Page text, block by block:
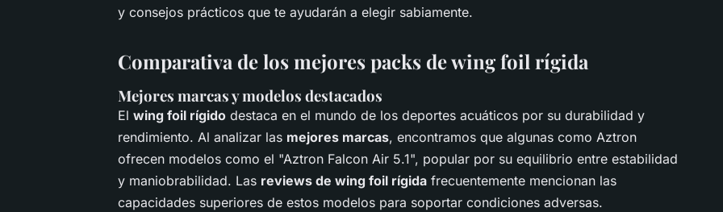
y consejos prácticos que te ayudarán a elegir sabiamente.
Comparativa de los mejores packs de wing foil rígida
Mejores marcas y modelos destacados
El wing foil rígido destaca en el mundo de los deportes acuáticos por su durabilidad y
rendimiento. Al analizar las mejores marcas, encontramos que algunas como Aztron
ofrecen modelos como el "Aztron Falcon Air 5.1", popular por su equilibrio entre estabilidad
y maniobrabilidad. Las reviews de wing foil rígida frecuentemente mencionan las
capacidades superiores de estos modelos para soportar condiciones adversas.